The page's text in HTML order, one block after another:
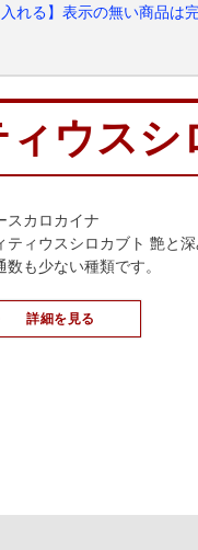
れる】表示の無い商品は
ィウスシ
スカロカイナ
ティウスシロカブト 艶と
数も少ない種類です。
詳細を見る